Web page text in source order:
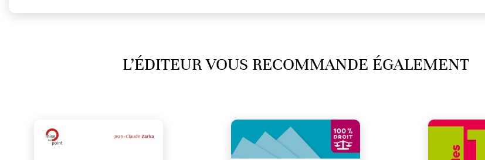
L’ÉDITEUR VOUS RECOMMANDE ÉGALEMENT